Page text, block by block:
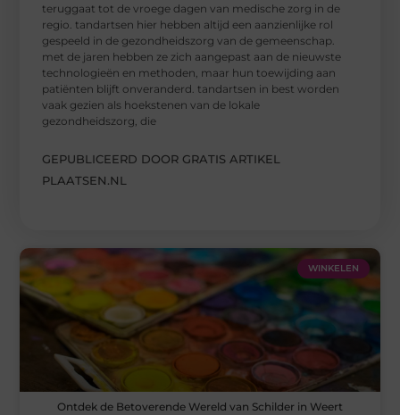
teruggaat tot de vroege dagen van medische zorg in de
regio. tandartsen hier hebben altijd een aanzienlijke rol
gespeeld in de gezondheidszorg van de gemeenschap.
met de jaren hebben ze zich aangepast aan de nieuwste
technologieën en methoden, maar hun toewijding aan
patiënten blijft onveranderd. tandartsen in best worden
vaak gezien als hoekstenen van de lokale
gezondheidszorg, die
GEPUBLICEERD DOOR GRATIS ARTIKEL
PLAATSEN.NL
WINKELEN
Ontdek de Betoverende Wereld van Schilder in Weert